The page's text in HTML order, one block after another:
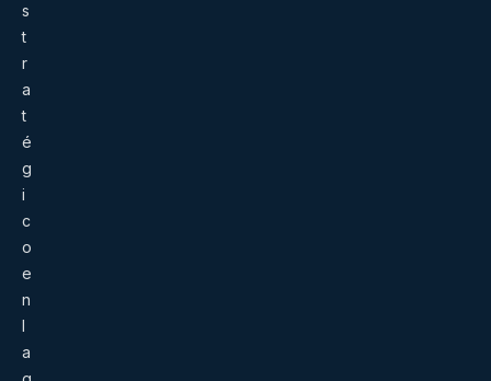
s
t
r
a
t
é
g
i
c
o
e
n
l
a